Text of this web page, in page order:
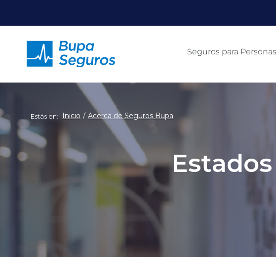
Seguros para Personas
Estás en: Inicio Acerca de Seguros Bupa